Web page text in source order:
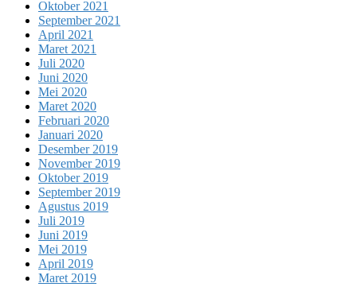
Oktober 2021
September 2021
April 2021
Maret 2021
Juli 2020
Juni 2020
Mei 2020
Maret 2020
Februari 2020
Januari 2020
Desember 2019
November 2019
Oktober 2019
September 2019
Agustus 2019
Juli 2019
Juni 2019
Mei 2019
April 2019
Maret 2019